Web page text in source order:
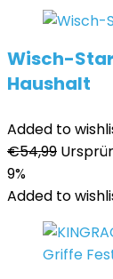
Wisch-
Haushalt
Added to
€54,99
9%
Added to